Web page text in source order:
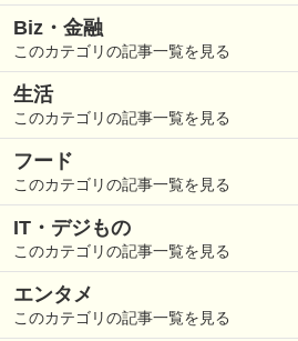
Biz・金融
このカテゴリの記事一覧を見る
生活
このカテゴリの記事一覧を見る
フード
このカテゴリの記事一覧を見る
IT・デジもの
このカテゴリの記事一覧を見る
エンタメ
このカテゴリの記事一覧を見る